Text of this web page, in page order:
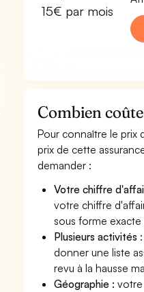
15€ par mois
Combien
Pour connaître le prix
prix de cette
demander :
Votre chiffre
votre chiffre
sous forme
Plusieurs activités
donner une liste
revu à la hausse
Géographie :votre